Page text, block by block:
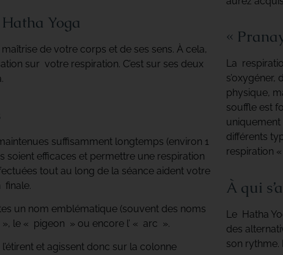
Yoga
de votre corps et de ses sens. À cela,
sur votre respiration. C’est sur ses deux
suffisamment longtemps (environ 1
soient efficaces et permettre une respiration
tout au long de la séance aident votre
finale.
un nom emblématique (souvent des noms
le « pigeon » ou encore l’ « arc ».
et agissent donc sur la colonne
«
La
physique,
souffle est
uniquement
différents
respiration
À qui
Le Hatha
des
son rythme.